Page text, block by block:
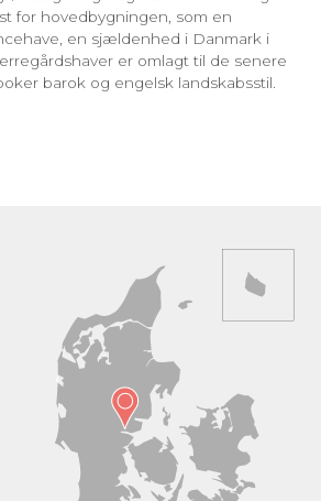
for hovedbygningen, som en
en sjældenhed i Danmark i
er omlagt til de senere
barok og engelsk landskabsstil.